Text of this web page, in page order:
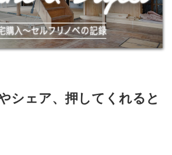
シェア、押してくれると